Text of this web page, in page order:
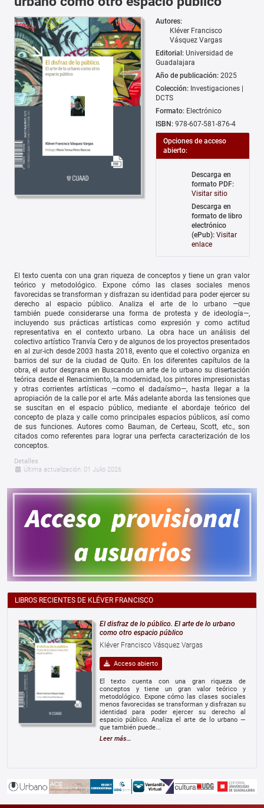
Autores:
Kléver Francisco
Vásquez Vargas
Editorial: Universidad de
Guadalajara
Año de publicación: 2025
Colección: Investigaciones |
DCTS
Formato: Electrónico
ISBN: 978-607-581-876-4
Opciones de acceso
abierto:
Descarga en
formato PDF:
Visitar sitio
Descarga en
formato de libro
electrónico
(ePub): Visitar
enlace
El texto cuenta con una gran riqueza de conceptos y tiene un gran valor
teórico y metodológico. Expone cómo las clases sociales menos
favorecidas se transforman y disfrazan su identidad para poder ejercer su
derecho al espacio público. Analiza el arte de lo urbano —que
también puede considerarse una forma de protesta y de ideología—,
incluyendo sus prácticas artísticas como expresión y como actitud
representativa en el contexto urbano. La obra hace un análisis del
colectivo artístico Tranvía Cero y de algunos de los proyectos presentados
en al zur-ich desde 2003 hasta 2018, evento que el colectivo organiza en
barrios del sur de la ciudad de Quito. En los diferentes capítulos de la
obra, el autor desgrana en Buscando un arte de lo urbano su disertación
teórica desde el Renacimiento, la modernidad, los pintores impresionistas
y otras corrientes artísticas —como el dadaísmo—, hasta llegar a la
apropiación de la calle por el arte. Más adelante aborda las tensiones que
se suscitan en el espacio público, mediante el abordaje teórico del
concepto de plaza y calle como principales espacios públicos, así como
de sus funciones. Autores como Bauman, de Certeau, Scott, etc., son
citados como referentes para lograr una perfecta caracterización de los
conceptos.
Detalles
Última actualización: 01 Julio 2026
LIBROS RECIENTES DE KLÉVER FRANCISCO
El disfraz de lo público. El arte de lo urbano
como otro espacio público
Kléver Francisco Vásquez Vargas
Acceso abierto
El texto cuenta con una gran riqueza de
conceptos y tiene un gran valor teórico y
metodológico. Expone cómo las clases sociales
menos favorecidas se transforman y disfrazan su
identidad para poder ejercer su derecho al
espacio público. Analiza el arte de lo urbano —
que también puede...
Leer más…